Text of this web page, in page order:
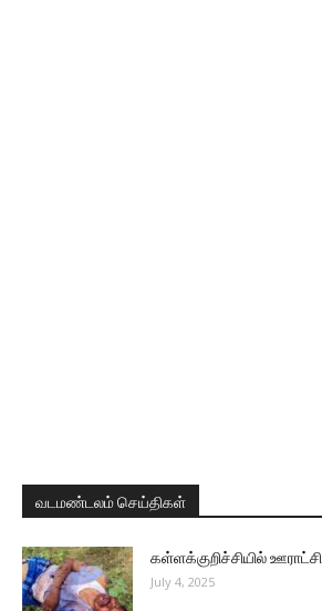
வடமண்டலம் செய்திகள்
கள்ளக்குறிச்சியில்
July 4, 2025